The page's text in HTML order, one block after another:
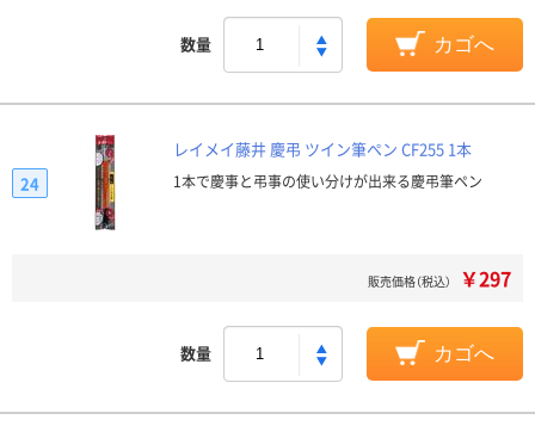
数量 カゴへ
レイメイ藤井 慶弔 ツイン筆ペン CF255 1本
1本で慶事と弔事の使い分けが出来る慶弔筆ペン
24
販売価格（税込） ￥297
数量 カゴへ